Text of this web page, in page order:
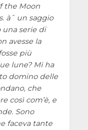
the Moon
àˆ un saggio
una serie di
avesse la
più
lune? Mi ha
domino delle
che
così com’è, e
Sono
faceva tante